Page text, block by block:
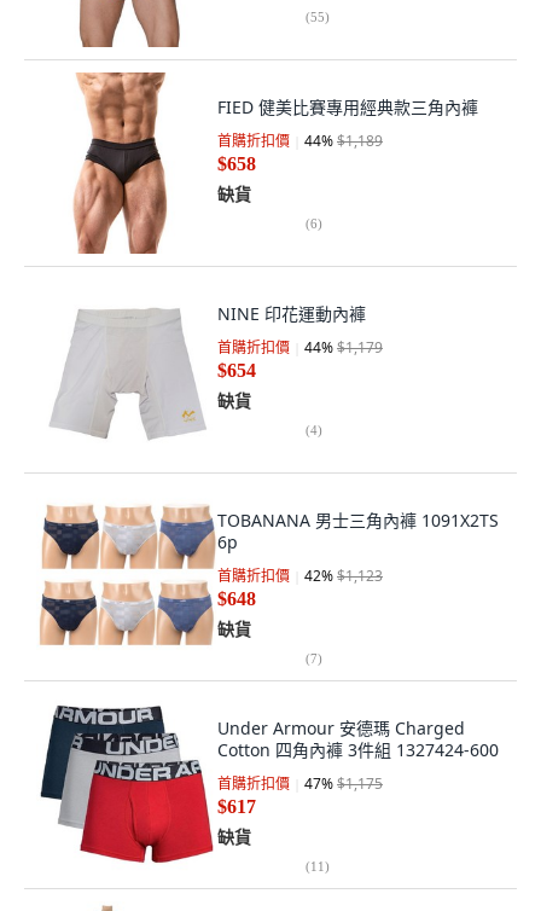
(55)
FIED 健美比賽專用經典款三角內褲
首購折扣價 44%$1,189
$658
缺貨
(6)
NINE 印花運動內褲
首購折扣價 44%$1,179
$654
缺貨
(4)
TOBANANA 男士三角內褲 1091X2TS
6p
首購折扣價 42%$1,123
$648
缺貨
(7)
Under Armour 安德瑪 Charged
Cotton 四角內褲 3件組 1327424-600
首購折扣價 47%$1,175
$617
缺貨
(11)